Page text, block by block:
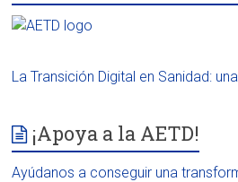
La Transición Digital en Sanidad:
¡Apoya a la AETD!
Ayúdanos a conseguir una